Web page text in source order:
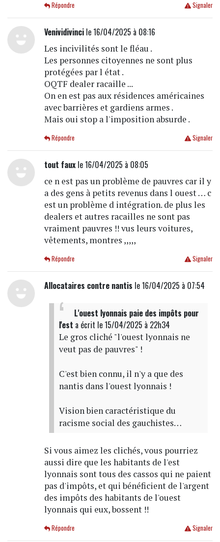
Signaler
Répondre
Venividivincile 16/04/2025 à 08:16
Les incivilités sont le fléau .
Les personnes citoyennes ne sont plus
protégées par l état .
OQTF dealer racaille ...
On en est pas aux résidences américaines
avec barrières et gardiens armes .
Mais oui stop a l'imposition absurde .
Signaler
Répondre
tout fauxle 16/04/2025 à 08:05
ce n est pas un problème de pauvres car il y
a des gens à petits revenus dans l ouest … c
est un problème d intégration. de plus les
dealers et autres racailles ne sont pas
vraiment pauvres !! vus leurs voitures,
vêtements, montres ,,,,,
Signaler
Répondre
Allocataires contre nantis le 16/04/2025 à 07:54
L'ouest lyonnais paie des impôts pour
l'est a écrit le 15/04/2025 à 22h34
Le gros cliché "l'ouest lyonnais ne
veut pas de pauvres" !
C'est bien connu, il n'y a que des
nantis dans l'ouest lyonnais !
Vision bien caractéristique du
racisme social des gauchistes…
Si vous aimez les clichés, vous pourriez
aussi dire que les habitants de l'est
lyonnais sont tous des cassos qui ne paient
pas d'impôts, et qui bénéficient de l'argent
des impôts des habitants de l'ouest
lyonnais qui eux, bossent !!
Signaler
Répondre